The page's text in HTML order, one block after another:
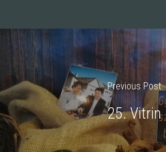
Previous Post
25. Vitrin